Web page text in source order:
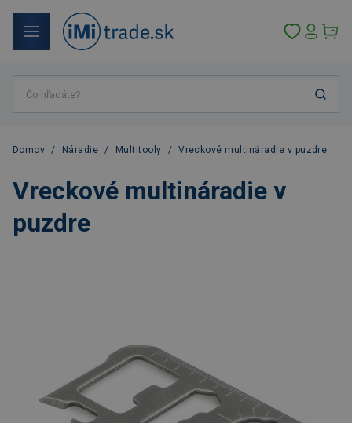
Domov / Náradie / Multitooly / Vreckové multináradie v puzdre
Vreckové multináradie v
puzdre